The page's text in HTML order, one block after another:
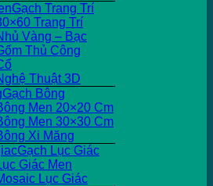
Gạch Trang Trí
Trang Trí
Vàng – Bạc
Thủ Công
Thuật 3D
Gạch Bông
Men 20×20 Cm
Men 30×30 Cm
Xi Măng
Gạch Lục Giác
Giác Men
Lục Giác